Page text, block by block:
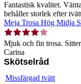
Fantastisk kvalitet.
behåller storlek efter
Meja Trosa Hög Midja
Mjuk och fin trosa.
Carina
Skötselråd
Missfärgad tvätt